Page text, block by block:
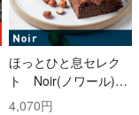
ほっとひと息セレク
ト Noir(ノワール)コ
ース
4,070円